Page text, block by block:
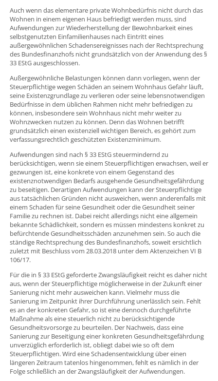
Auch wenn das elementare private Wohnbedürfnis nicht durch das
Wohnen in einem eigenen Haus befriedigt werden muss, sind
Aufwendungen zur Wiederherstellung der Bewohnbarkeit eines
selbstgenutzten Einfamilienhauses nach Eintritt eines
außergewöhnlichen Schadensereignisses nach der Rechtsprechung
des Bundesfinanzhofs nicht grundsätzlich von der Anwendung des §
33 EStG ausgeschlossen.
Außergewöhnliche Belastungen können dann vorliegen, wenn der
Steuerpflichtige wegen Schäden an seinem Wohnhaus Gefahr läuft,
seine Existenzgrundlage zu verlieren oder seine lebensnotwendigen
Bedürfnisse in dem üblichen Rahmen nicht mehr befriedigen zu
können, insbesondere sein Wohnhaus nicht mehr weiter zu
Wohnzwecken nutzen zu können. Denn das Wohnen betrifft
grundsätzlich einen existenziell wichtigen Bereich, es gehört zum
verfassungsrechtlich geschützten Existenzminimum.
Aufwendungen sind nach § 33 EStG steuermindernd zu
berücksichtigen, wenn sie einem Steuerpflichtigen erwachsen, weil er
gezwungen ist, eine konkrete von einem Gegenstand des
existenznotwendigen Bedarfs ausgehende Gesundheitsgefährdung
zu beseitigen. Derartigen Aufwendungen kann der Steuerpflichtige
aus tatsächlichen Gründen nicht ausweichen, wenn anderenfalls mit
einem Schaden für seine Gesundheit oder die Gesundheit seiner
Familie zu rechnen ist. Dabei reicht allerdings nicht eine allgemein
bekannte Schädlichkeit, sondern es müssen mindestens konkret zu
befürchtende Gesundheitsschäden anzunehmen sein. So auch die
ständige Rechtsprechung des Bundesfinanzhofs, soweit ersichtlich
zuletzt mit Beschluss vom 28.03.2018 unter dem Aktenzeichen VI B
106/17.
Für die in § 33 EStG geforderte Zwangsläufigkeit reicht es daher nicht
aus, wenn der Steuerpflichtige möglicherweise in der Zukunft einer
Sanierung nicht mehr ausweichen kann. Vielmehr muss die
Sanierung im Zeitpunkt ihrer Durchführung unerlässlich sein. Fehlt
es an der konkreten Gefahr, so ist eine dennoch durchgeführte
Maßnahme als eine steuerlich nicht zu berücksichtigende
Gesundheitsvorsorge zu beurteilen. Der Nachweis, dass eine
Sanierung zur Beseitigung einer konkreten Gesundheitsgefährdung
unverzüglich erforderlich ist, obliegt dabei wie so oft dem
Steuerpflichtigen. Wird eine Schadensentwicklung über einen
längeren Zeitraum tatenlos hingenommen, fehlt es nämlich in der
Folge schließlich an der Zwangsläufigkeit der Aufwendungen.